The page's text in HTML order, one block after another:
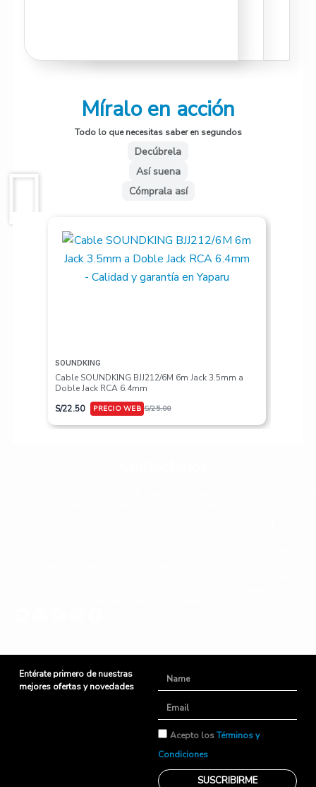
Míralo en acción
Todo lo que necesitas saber en segundos
Decúbrela
Así suena
Cómprala así
SOUNDKING
Cable SOUNDKING BJJ212/6M 6m Jack 3.5mm a
Doble Jack RCA 6.4mm
S/25.00
S/22.50
Entérate primero de nuestras
mejores ofertas y novedades
Name
Email
TyCAcepto losTérminos y
Condiciones
SUSCRIBIRME